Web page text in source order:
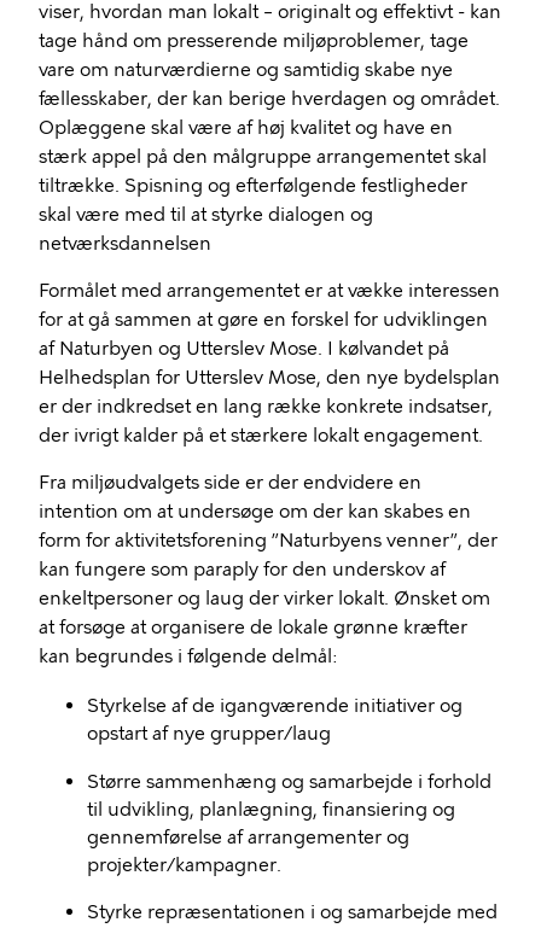
viser, hvordan man lokalt – originalt og effektivt - kan
tage hånd om presserende miljøproblemer, tage
vare om naturværdierne og samtidig skabe nye
fællesskaber, der kan berige hverdagen og området.
Oplæggene skal være af høj kvalitet og have en
stærk appel på den målgruppe arrangementet skal
tiltrække. Spisning og efterfølgende festligheder
skal være med til at styrke dialogen og
netværksdannelsen
Formålet med arrangementet er at vække interessen
for at gå sammen at gøre en forskel for udviklingen
af Naturbyen og Utterslev Mose. I kølvandet på
Helhedsplan for Utterslev Mose, den nye bydelsplan
er der indkredset en lang række konkrete indsatser,
der ivrigt kalder på et stærkere lokalt engagement.
Fra miljøudvalgets side er der endvidere en
intention om at undersøge om der kan skabes en
form for aktivitetsforening ”Naturbyens venner”, der
kan fungere som paraply for den underskov af
enkeltpersoner og laug der virker lokalt. Ønsket om
at forsøge at organisere de lokale grønne kræfter
kan begrundes i følgende delmål:
Styrkelse af de igangværende initiativer og
opstart af nye grupper/laug
Større sammenhæng og samarbejde i forhold
til udvikling, planlægning, finansiering og
gennemførelse af arrangementer og
projekter/kampagner.
Styrke repræsentationen i og samarbejde med